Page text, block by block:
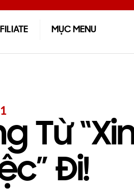
MỤC MENU
Từ
Đi!